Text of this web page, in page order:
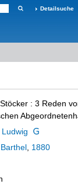
Detailsuche
: 3 Reden
Barthel 1880